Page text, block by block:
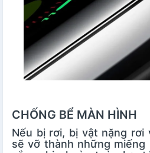
CHỐNG BỂ MÀN HÌNH
Nếu bị rơi, bị vật nặng rơi
sẽ vỡ thành những